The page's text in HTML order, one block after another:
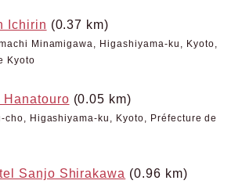
Ichirin (0.37 km)
Minamigawa, Higashiyama-ku, Kyoto,
Kyoto
(0.05 km)
cho, Higashiyama-ku, Kyoto, Préfecture de
Sanjo Shirakawa (0.96 km)